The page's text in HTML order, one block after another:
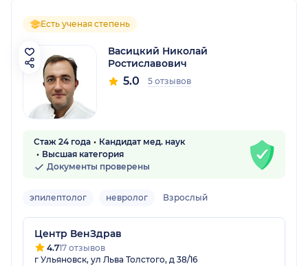
Есть ученая степень
Васицкий Николай
Ростиславович
5.0 5 отзывов
Стаж 24 года
Кандидат мед. наук
Высшая категория
Документы проверены
эпилептолог невролог Взрослый
Центр ВенЗдрав
4.717 отзывов
г Ульяновск, ул Льва Толстого, д 38/16